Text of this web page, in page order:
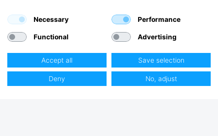
Necessary Performance
Functional Advertising
Accept all Save selection
Deny No, adjust